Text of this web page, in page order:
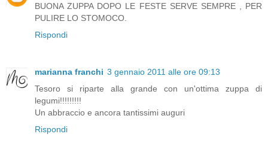
BUONA ZUPPA DOPO LE FESTE SERVE SEMPRE , PER
PULIRE LO STOMOCO.
Rispondi
marianna franchi 3 gennaio 2011 alle ore 09:13
Tesoro si riparte alla grande con un'ottima zuppa di
legumi!!!!!!!!!
Un abbraccio e ancora tantissimi auguri
Rispondi